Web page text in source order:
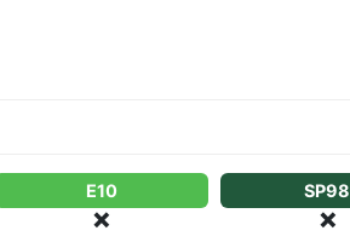
E10
❌
SP98
❌